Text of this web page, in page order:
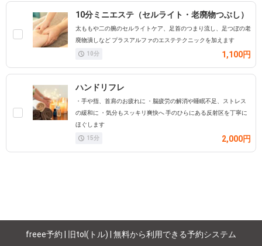
10分ミニエステ（セルライト・老廃物つぶし）
太ももや二の腕のセルライトケア、足首のつまり流し、足つぼの老
廃物潰しなど プラスアルファのエステテクニックを加えます
10分 1,100円
ハンドリフレ
・手や指、首肩のお疲れに ・脳疲労の解消や睡眠不足、ストレス
の緩和に ・気分もスッキリ爽快へ 手のひらにある反射区を丁寧に
ほぐします
15分 2,000円
freee予約 | 旧tol(トル) | 無料から利用できる予約システム